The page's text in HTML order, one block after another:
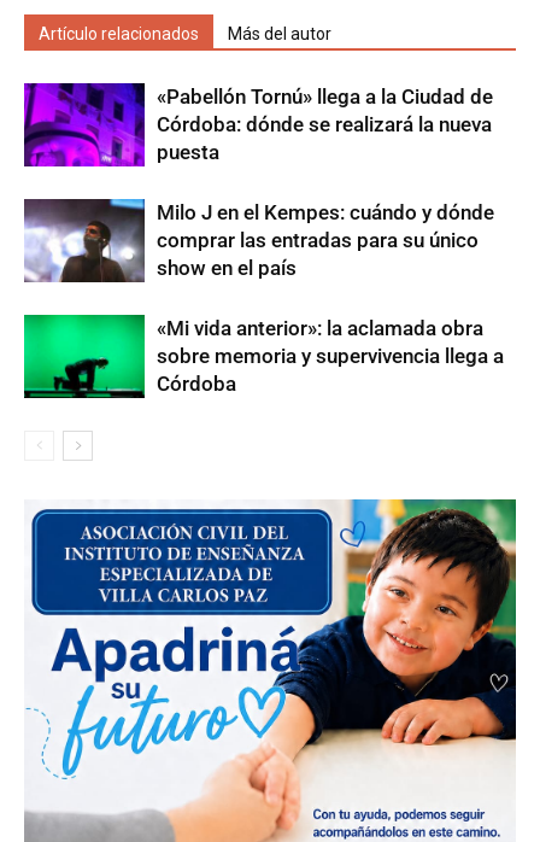
Artículo relacionados Más del autor
«Pabellón Tornú» llega a la Ciudad de
Córdoba: dónde se realizará la nueva
puesta
Milo J en el Kempes: cuándo y dónde
comprar las entradas para su único
show en el país
«Mi vida anterior»: la aclamada obra
sobre memoria y supervivencia llega a
Córdoba